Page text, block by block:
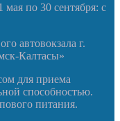
мая по 30 сентября: с
автовокзала г.
Калтасы»
для приема
способностью.
питания.